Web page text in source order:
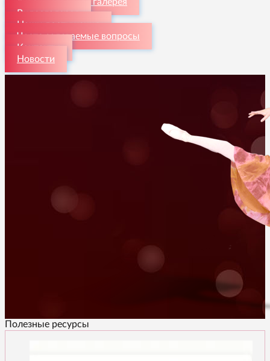
Видеогалерея
Наши достижения
Часто задаваемые вопросы
Контакты
Новости
Полезные ресурсы